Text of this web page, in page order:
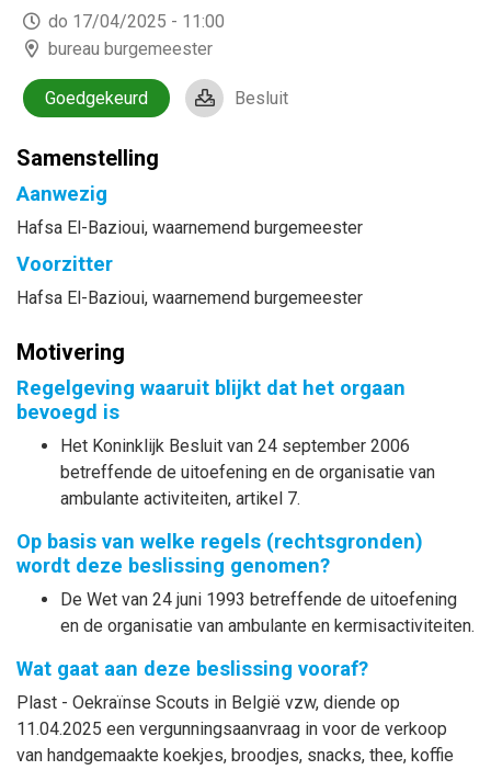
do 17/04/2025 - 11:00
bureau burgemeester
Goedgekeurd Besluit
Samenstelling
Aanwezig
Hafsa El-Bazioui, waarnemend burgemeester
Voorzitter
Hafsa El-Bazioui, waarnemend burgemeester
Motivering
Regelgeving waaruit blijkt dat het orgaan
bevoegd is
Het Koninklijk Besluit van 24 september 2006
betreffende de uitoefening en de organisatie van
ambulante activiteiten, artikel 7.
Op basis van welke regels (rechtsgronden)
wordt deze beslissing genomen?
De Wet van 24 juni 1993 betreffende de uitoefening
en de organisatie van ambulante en kermisactiviteiten.
Wat gaat aan deze beslissing vooraf?
Plast - Oekraïnse Scouts in België vzw, diende op
11.04.2025 een vergunningsaanvraag in voor de verkoop
van handgemaakte koekjes, broodjes, snacks, thee, koffie